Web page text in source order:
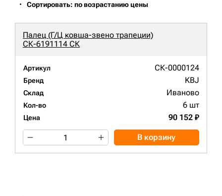
Сортировать: по возрастанию цены
Палец (Г/Ц ковша-звено трапеции)
СК-6191114 СК
Артикул СК-0000124
Бренд KBJ
Склад Иваново
Кол-во 6 шт
Цена 90 152 ₽
В корзину